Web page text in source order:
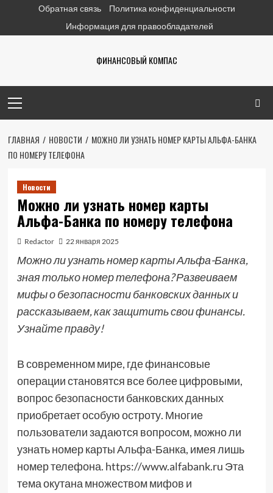
содержимому
Обратная связь
Политика конфиденциальности
Информация для правообладателей
ФИНАНСОВЫЙ КОМПАС
меню
ГЛАВНАЯ НОВОСТИ
МОЖНО ЛИ УЗНАТЬ НОМЕР КАРТЫ АЛЬФА-БАНКА
ПО НОМЕРУ ТЕЛЕФОНА
Новости
Можно ли узнать номер карты
Альфа-Банка по номеру телефона
Redactor 22 января 2025
Можно ли узнать номер карты Альфа-Банка,
зная только номер телефона? Развеиваем
мифы о безопасности банковских данных и
рассказываем, как защитить свои финансы.
Узнайте правду!
В современном мире, где финансовые
операции становятся все более цифровыми,
вопрос безопасности банковских данных
приобретает особую остроту. Многие
пользователи задаются вопросом, можно ли
узнать номер карты Альфа-Банка, имея лишь
номер телефона. https://www.alfabank.ru Эта
тема окутана множеством мифов и